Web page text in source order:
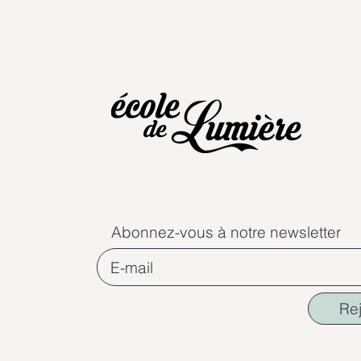
Abonnez-vous à notre newsletter